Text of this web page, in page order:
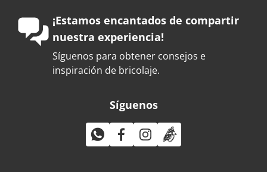
¡Estamos encantados de compartir
nuestra experiencia!
Síguenos para obtener consejos e
inspiración de bricolaje.
Síguenos